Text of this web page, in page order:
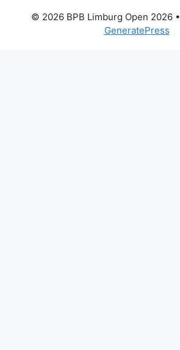
© 2026 BPB Limburg Open 2026•
GeneratePress